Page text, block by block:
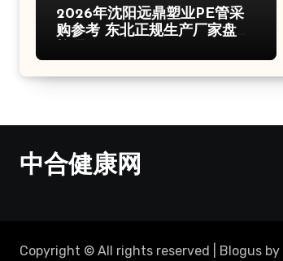
2026年沈阳远鼎塑业PE管采
购参考 东北正规生产厂家盘点
中合健康网
Copyright © All rights reserved Blogus by